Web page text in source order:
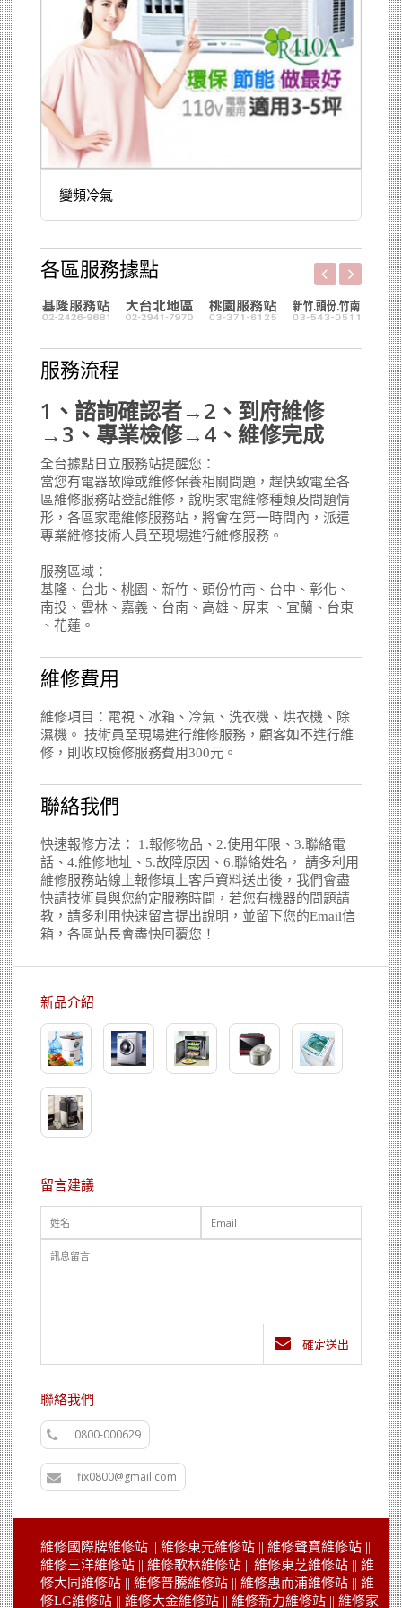
變頻冷氣
各區服務據點
服務流程
1、諮詢確認者→2、到府維修
→3、專業檢修→4、維修完成
全台據點日立服務站提醒您：
當您有電器故障或維修保養相關問題，趕快致電至各
區維修服務站登記維修，說明家電維修種類及問題情
形，各區家電維修服務站，將會在第一時間內，派遣
專業維修技術人員至現場進行維修服務。
服務區域：
基隆、台北、桃園、新竹、頭份竹南、台中、彰化、
南投、雲林、嘉義、台南、高雄、屏東 、宜蘭、台東
、花蓮。
維修費用
維修項目：電視、冰箱、冷氣、洗衣機、烘衣機、除
濕機。 技術員至現場進行維修服務，顧客如不進行維
修，則收取檢修服務費用300元。
聯絡我們
快速報修方法： 1.報修物品、2.使用年限、3.聯絡電
話、4.維修地址、5.故障原因、6.聯絡姓名， 請多利用
維修服務站線上報修填上客戶資料送出後，我們會盡
快請技術員與您約定服務時間，若您有機器的問題請
教，請多利用快速留言提出說明，並留下您的Email信
箱，各區站長會盡快回覆您！
新品介紹
留言建議
確定送出
聯絡我們
0800-000629
fix0800@gmail.com
維修國際牌維修站 || 維修東元維修站 || 維修聲寶維修站 ||
維修三洋維修站 || 維修歌林維修站 || 維修東芝維修站 || 維
修大同維修站 || 維修普騰維修站 || 維修惠而浦維修站 || 維
修LG維修站 || 維修大金維修站 || 維修新力維修站 || 維修家